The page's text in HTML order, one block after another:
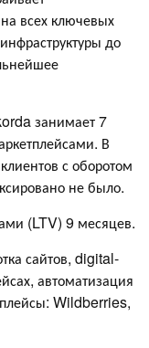
всех ключевых
до
занимает 7
В
с оборотом
не было.
(LTV) 9 месяцев.
сайтов, digital-
автоматизация
Wildberries,